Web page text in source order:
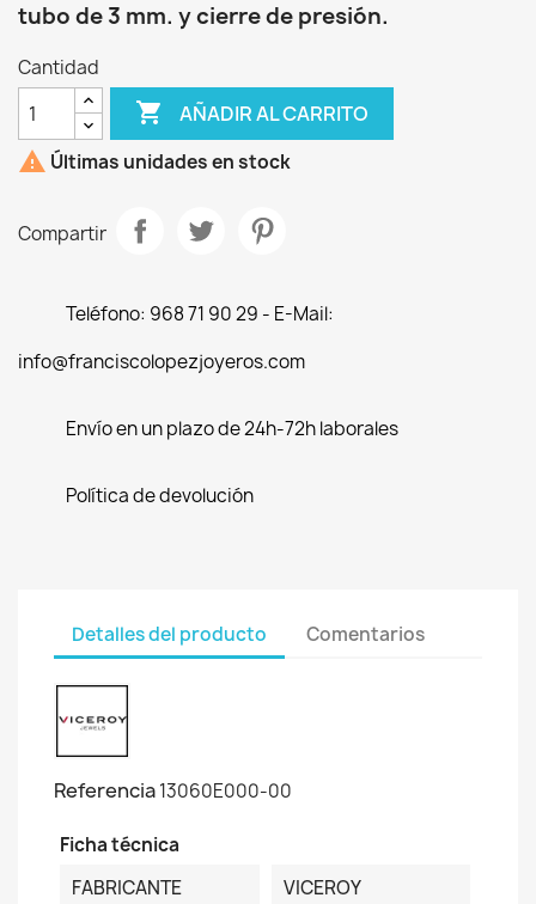
tubo de 3 mm. y cierre de presión.
Cantidad
 AÑADIR AL CARRITO
 Últimas unidades en stock
Compartir
Teléfono: 968 71 90 29 - E-Mail:
info@franciscolopezjoyeros.com
Envío en un plazo de 24h-72h laborales
Política de devolución
Detalles del producto Comentarios
Referencia13060E000-00
Ficha técnica
FABRICANTE
VICEROY